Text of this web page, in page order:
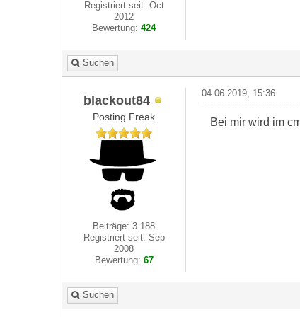
Registriert seit: Oct
2012
Bewertung:424
Suchen
blackout84
Posting Freak
Beiträge: 3.188
Registriert seit: Sep
2008
Bewertung: 67
04.06.2019, 15:36
Bei mir wird im
Suchen